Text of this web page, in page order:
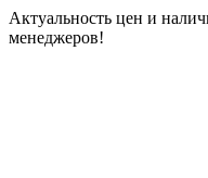
Актуальность цен и
менеджеров!